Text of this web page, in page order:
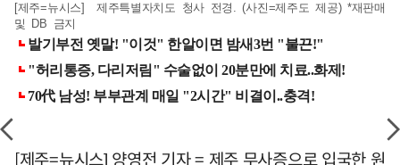
[제주=뉴시스] 제주특별자치도 청사 전경. (사진=제주도 제공) *재판매
및 DB 금지
[제주=뉴시스] 양영전 기자 = 제주 무사증으로 입국한 원